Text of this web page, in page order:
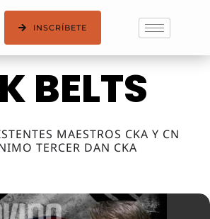
INSCRÍBETE
CLASS
BELTS
MAESTROS CKA Y CN
TERCER DAN CKA